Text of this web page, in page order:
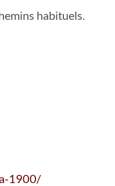
habituels.
1900/